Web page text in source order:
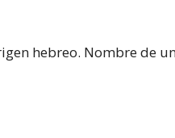
hebreo. Nombre de